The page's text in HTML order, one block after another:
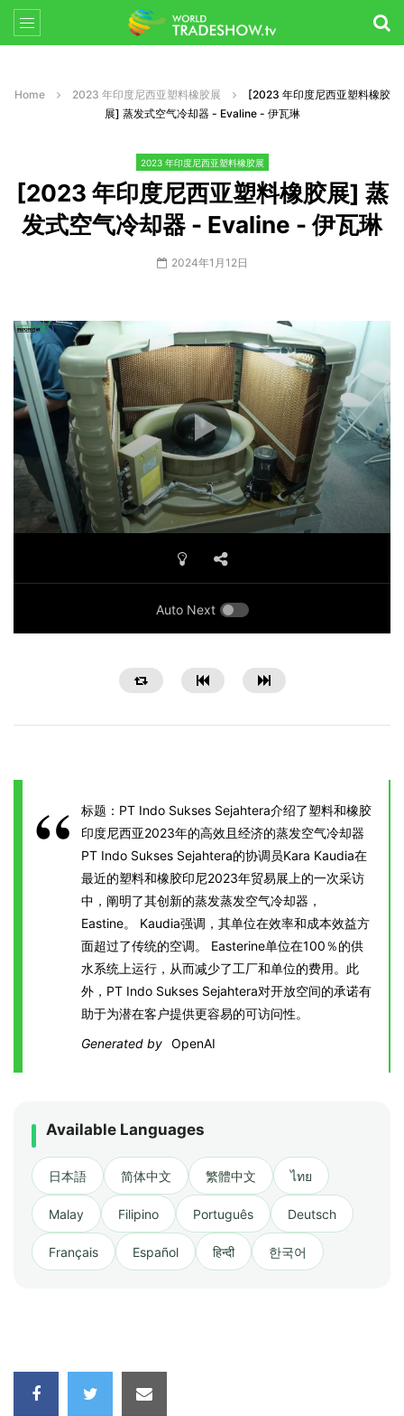
Home 2023 年印度尼西亚塑料橡胶展
[2023 年印度尼西亚塑料橡胶
展] 蒸发式空气冷却器 - Evaline - 伊瓦琳
2023 年印度尼西亚塑料橡胶展
[2023 年印度尼西亚塑料橡胶展] 蒸
发式空气冷却器 - Evaline - 伊瓦琳
2024年1月12日
Auto Next
标题：PT Indo Sukses Sejahtera介绍了塑料和橡胶
印度尼西亚2023年的高效且经济的蒸发空气冷却器
PT Indo Sukses Sejahtera的协调员Kara Kaudia在
最近的塑料和橡胶印尼2023年贸易展上的一次采访
中，阐明了其创新的蒸发蒸发空气冷却器，
Eastine。 Kaudia强调，其单位在效率和成本效益方
面超过了传统的空调。 Easterine单位在100％的供
水系统上运行，从而减少了工厂和单位的费用。此
外，PT Indo Sukses Sejahtera对开放空间的承诺有
助于为潜在客户提供更容易的可访问性。
Generated by OpenAI
Available Languages
日本語 简体中文 繁體中文 ไทย
Malay Filipino Português Deutsch
Français Español हिन्दी 한국어